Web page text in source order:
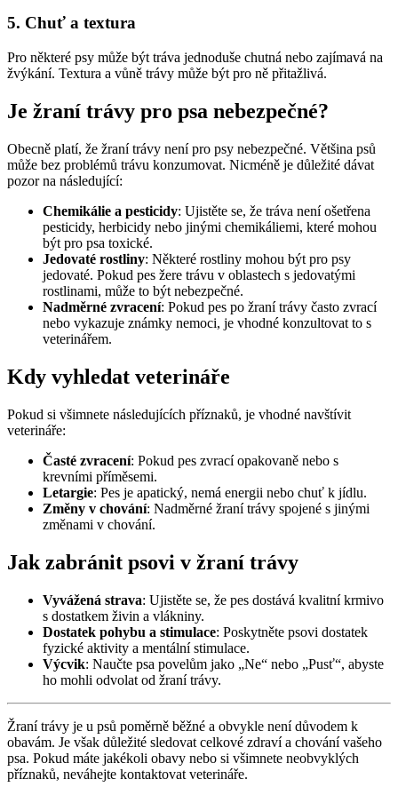
5. Chuť a textura
Pro některé psy může být tráva jednoduše chutná nebo zajímavá na
žvýkání. Textura a vůně trávy může být pro ně přitažlivá.
Je žraní trávy pro psa nebezpečné?
Obecně platí, že žraní trávy není pro psy nebezpečné. Většina psů
může bez problémů trávu konzumovat. Nicméně je důležité dávat
pozor na následující:
Chemikálie a pesticidy: Ujistěte se, že tráva není ošetřena
pesticidy, herbicidy nebo jinými chemikáliemi, které mohou
být pro psa toxické.
Jedovaté rostliny: Některé rostliny mohou být pro psy
jedovaté. Pokud pes žere trávu v oblastech s jedovatými
rostlinami, může to být nebezpečné.
Nadměrné zvracení: Pokud pes po žraní trávy často zvrací
nebo vykazuje známky nemoci, je vhodné konzultovat to s
veterinářem.
Kdy vyhledat veterináře
Pokud si všimnete následujících příznaků, je vhodné navštívit
veterináře:
Časté zvracení: Pokud pes zvrací opakovaně nebo s
krevními příměsemi.
Letargie: Pes je apatický, nemá energii nebo chuť k jídlu.
Změny v chování: Nadměrné žraní trávy spojené s jinými
změnami v chování.
Jak zabránit psovi v žraní trávy
Vyvážená strava: Ujistěte se, že pes dostává kvalitní krmivo
s dostatkem živin a vlákniny.
Dostatek pohybu a stimulace: Poskytněte psovi dostatek
fyzické aktivity a mentální stimulace.
Výcvik: Naučte psa povelům jako „Ne“ nebo „Pusť“, abyste
ho mohli odvolat od žraní trávy.
Žraní trávy je u psů poměrně běžné a obvykle není důvodem k
obavám. Je však důležité sledovat celkové zdraví a chování vašeho
psa. Pokud máte jakékoli obavy nebo si všimnete neobvyklých
příznaků, neváhejte kontaktovat veterináře.